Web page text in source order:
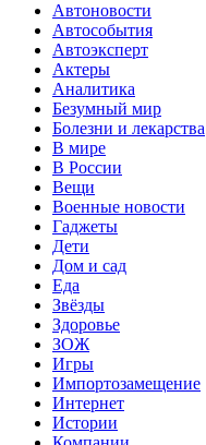
Автоновости
Автособытия
Автоэксперт
Актеры
Аналитика
Безумный мир
Болезни и лекарства
В мире
В России
Вещи
Военные новости
Гаджеты
Дети
Дом и сад
Еда
Звёзды
Здоровье
ЗОЖ
Игры
Импортозамещение
Интернет
Истории